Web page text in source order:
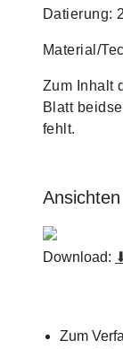
Datierung:
Material/
Zum Inhalt
Blatt
fehlt.
Download:
Zum